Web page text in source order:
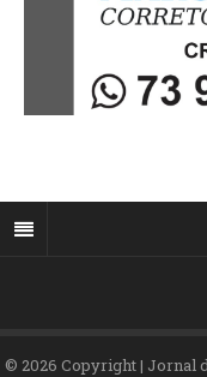
© 2026 Copyright | Jornal